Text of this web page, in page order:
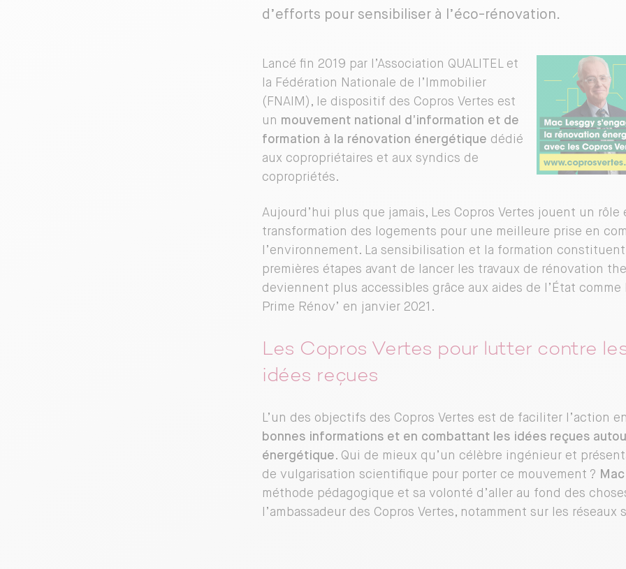
d’efforts pour sensibiliser à l’éco-rénovation.
Lancé fin 2019 par l’Association QUALITEL et
la Fédération Nationale de l’Immobilier
(FNAIM), le dispositif des Copros Vertes est
un mouvement national d’information et de
formation à la rénovation énergétique dédié
aux copropriétaires et aux syndics de
copropriétés.
Aujourd’hui plus que jamais, Les Copros Vertes jouent un rôle
transformation des logements pour une meilleure prise en
l’environnement. La sensibilisation et la formation
premières étapes avant de lancer les travaux de rénovation
deviennent plus accessibles grâce aux aides de l’État comme
Prime Rénov’ en janvier 2021.
Les Copros Vertes pour lutter contre
idées reçues
L’un des objectifs des Copros Vertes est de faciliter l’action
bonnes informations et en combattant les idées reçues
énergétique. Qui de mieux qu’un célèbre ingénieur et
de vulgarisation scientifique pour porter ce mouvement ?
méthode pédagogique et sa volonté d’aller au fond des
l’ambassadeur des Copros Vertes, notamment sur les réseaux